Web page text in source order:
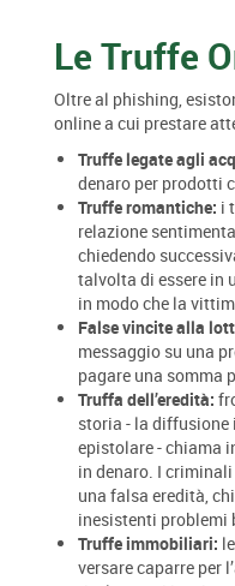
Le Truffe
Oltre al phishing,
online a cui prestare
Truffe legate agli
denaro per prodotti
Truffe romantiche: i
relazione
chiedendo
talvolta di essere in
in modo che la
False vincite alla
messaggio su una
pagare una somma
Truffa dell’eredità:
storia - la diffusione
epistolare - chiama
in denaro. I
una falsa eredità,
inesistenti problemi
Truffe immobiliari:
versare caparre per